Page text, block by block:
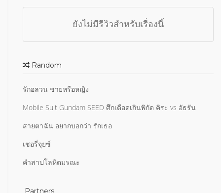
ยังไม่มีรีวิวสำหรับเรื่องนี้
Random
รักอลวน ชายหรือหญิง
Mobile Suit Gundam SEED ศึกเดือดเกินพิกัด คิระ vs อัธรัน
สายตาฉัน อยากบอกว่า รักเธอ
เชอรี่จุยซ์
คำสาปโลหิตมรณะ
Partners